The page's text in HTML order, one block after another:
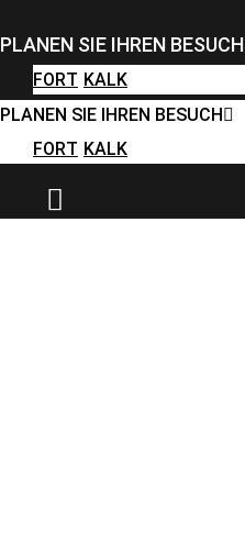
PLANEN SIE IHREN BESUCH
FORT KALK
PLANEN SIE IHREN BESUCH
FORT KALK
PLANEN SIE IHREN BESUCH
FORT KALK